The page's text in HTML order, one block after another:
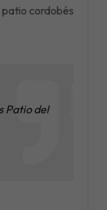
patio cordobés
Patio del